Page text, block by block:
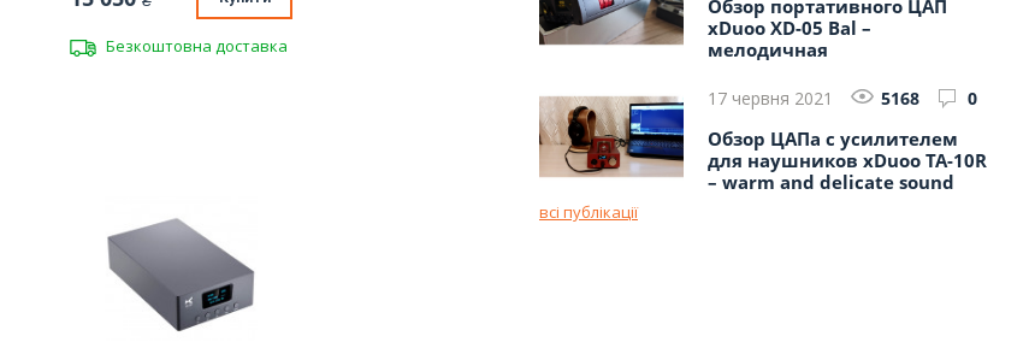
Безкоштовна доставка
Обзор портативного ЦАП
xDuoo XD-05 Bal –
мелодичная
17 червня 2021 5168 0
Обзор ЦАПа с усилителем
для наушников xDuoo TA-10R
– warm and delicate sound
всі публікації